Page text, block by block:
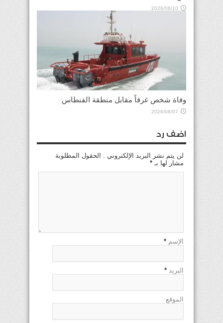
2026/06/10
وفاة شخص غرقاً مقابل منطقة الفنطاس
2026/06/07
اضف رد
لن يتم نشر البريد الإلكتروني . الحقول المطلوبة
مشار لها بـ *
الإسم *
البريد *
الموقع